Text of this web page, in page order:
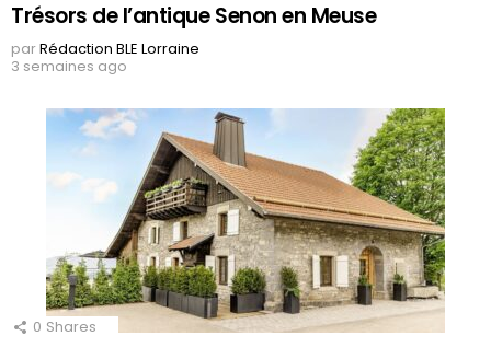
Trésors de l’antique Senon en Meuse
parRédaction BLE Lorraine
3 semaines ago
0 Shares